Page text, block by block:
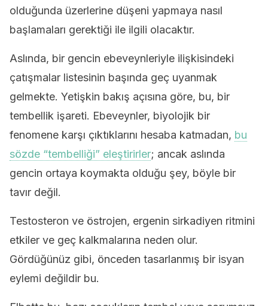
olduğunda üzerlerine düşeni yapmaya nasıl
başlamaları gerektiği ile ilgili olacaktır.
Aslında, bir gencin ebeveynleriyle ilişkisindeki
çatışmalar listesinin başında geç uyanmak
gelmekte. Yetişkin bakış açısına göre, bu, bir
tembellik işareti. Ebeveynler, biyolojik bir
fenomene karşı çıktıklarını hesaba katmadan, bu
sözde “tembelliği” eleştirirler; ancak aslında
gencin ortaya koymakta olduğu şey, böyle bir
tavır değil.
Testosteron ve östrojen, ergenin sirkadiyen ritmini
etkiler ve geç kalkmalarına neden olur.
Gördüğünüz gibi, önceden tasarlanmış bir isyan
eylemi değildir bu.